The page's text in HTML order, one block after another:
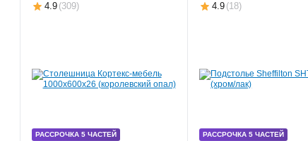
4.9 (309)
РАССРОЧКА 5 ЧАСТЕЙ
4.9 (18)
РАССРОЧКА 5 ЧАСТЕЙ